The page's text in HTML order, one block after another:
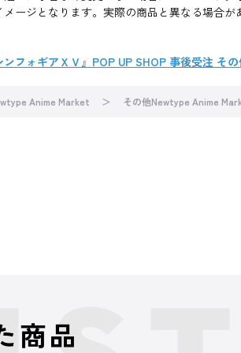
ージとなります。実際の商品と異なる場合が
ンフォギアＸＶ』POP UP SHOP 事後受注 そ
Anime Market その他Newtype Anime
商品